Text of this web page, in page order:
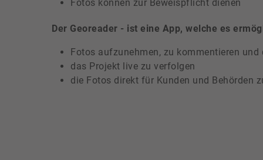
Fotos können zur Beweispflicht dienen
Der Georeader - ist eine App, welche es
Fotos aufzunehmen, zu kommentieren und
das Projekt live zu verfolgen
die Fotos direkt für Kunden und Behörden